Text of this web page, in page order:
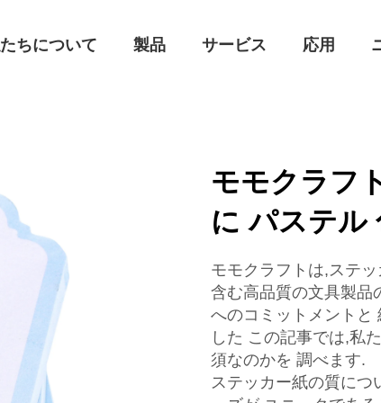
ちについて 製品 サービス 応用
モモクラフ
に パステル
モモクラフトは,ステ
含む高品質の文具製品
へのコミットメントと
した この記事では,私
須なのかを 調べます.
ステッカー紙の質につ